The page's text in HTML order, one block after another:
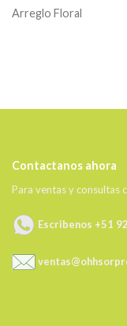
Arreglo Floral
Contactanos ahora
Para ventas y consultas
Escribenos +51